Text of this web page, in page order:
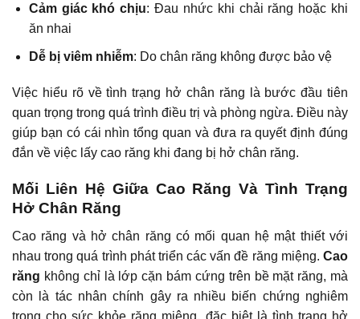
Cảm giác khó chịu: Đau nhức khi chải răng hoặc khi
ăn nhai
Dễ bị viêm nhiễm: Do chân răng không được bảo vệ
Việc hiểu rõ về tình trạng hở chân răng là bước đầu tiên
quan trọng trong quá trình điều trị và phòng ngừa. Điều này
giúp bạn có cái nhìn tổng quan và đưa ra quyết định đúng
đắn về việc lấy cao răng khi đang bị hở chân răng.
Mối Liên Hệ Giữa Cao Răng Và Tình Trạng
Hở Chân Răng
Cao răng và hở chân răng có mối quan hệ mật thiết với
nhau trong quá trình phát triển các vấn đề răng miệng. Cao
răng không chỉ là lớp cặn bám cứng trên bề mặt răng, mà
còn là tác nhân chính gây ra nhiều biến chứng nghiêm
trọng cho sức khỏe răng miệng, đặc biệt là tình trạng hở